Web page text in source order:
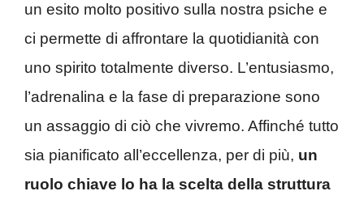
un esito molto positivo sulla nostra psiche e
ci permette di affrontare la quotidianità con
uno spirito totalmente diverso. L’entusiasmo,
l’adrenalina e la fase di preparazione sono
un assaggio di ciò che vivremo. Affinché tutto
sia pianificato all’eccellenza, per di più, un
ruolo chiave lo ha la scelta della struttura